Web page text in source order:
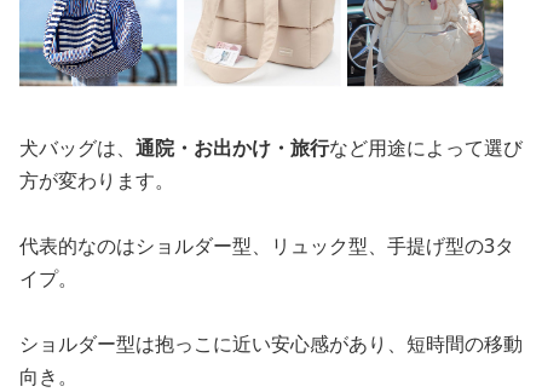
犬バッグは、 通院・お出かけ・旅行など用途によって選び
方が変わります。
代表的なのはショルダー型、リュック型、手提げ型の3タ
イプ。
ショルダー型は抱っこに近い安心感があり、短時間の移動
向き。